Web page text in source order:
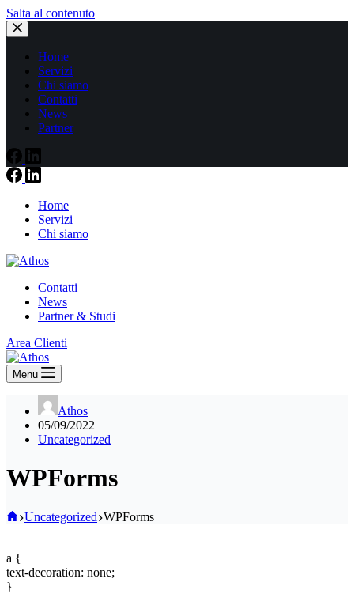
Salta al contenuto
Home
Servizi
Chi siamo
Contatti
News
Partner
Home
Servizi
Chi siamo
Contatti
News
Partner & Studi
Area Clienti
Menu
Athos
05/09/2022
Uncategorized
WPForms
Home
Uncategorized WPForms
a {
text-decoration: none;
}